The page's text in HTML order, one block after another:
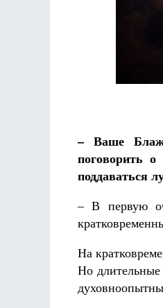
– Ваше
поговорить
поддаваться
– В первую
На
Но